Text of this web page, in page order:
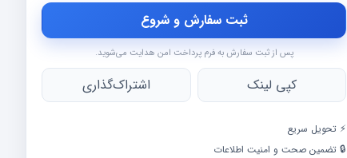
ثبت سفارش و شروع
پس از ثبت سفارش به فرم پرداخت امن هدایت می‌شوید.
کپی لینک اشتراک‌گذاری
⚡️ تحویل سریع
🔒 تضمین صحت و امنیت اطلاعات